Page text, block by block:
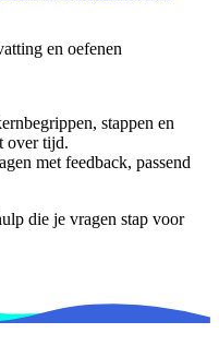
en oefenen
stappen en
over tijd.
met feedback, passend
die je vragen stap voor